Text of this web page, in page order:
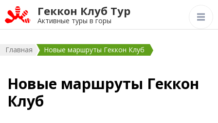
Геккон Клуб Тур
Активные туры в горы
Главная Новые маршруты Геккон Клуб
Новые маршруты Геккон
Клуб